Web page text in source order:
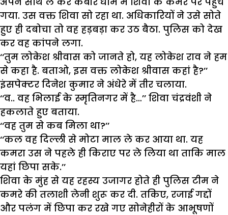
गया. उस वक्त शिवा सो रहा था. अधिकारियों ने उसे सोते
हुए ही दबोचा तो वह हड़बड़ा कर उठ बैठा. पुलिस को देख
कर वह कांपने लगा.
‘‘तुम लोकेश श्रीवास को जानते हो, यह लोकेश राव ने हम
से कहा है. बताओ, इस वक्त लोकेश श्रीवास कहां है?’’
इंसपेक्टर दिनेश कुमार ने अंधेरे में तीर चलाया.
‘‘व.. वह भिलाई के स्मृतिनगर में है…’’ शिवा चंद्रवंशी ने
हकलाते हुए बताया.
‘‘वह तुम से कब मिला था?’’
‘‘कल वह दिल्ली से मोटा माल ले कर आया था. यह
कमरा उस ने पहले ही किराए पर ले लिया था ताकि माल
यहां छिपा सके.’’
शिवा के मुंह से यह रहस्य उजागर होते ही पुलिस टीम ने
कमरे की तलाशी लेनी शुरू कर दी. तकिए, रजाई गद्दों
और पलंग में छिपा कर रखे गए सोनेहीरों के आभूषणों